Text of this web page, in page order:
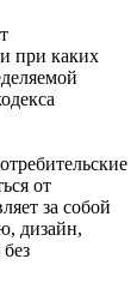
при каких
от
за собой
дизайн,